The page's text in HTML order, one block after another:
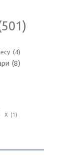
(4)
(8)
Х (1)